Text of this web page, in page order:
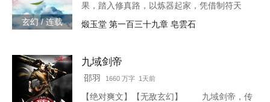
玄幻 / 连载
果，踏入修真路，以炼器起家，凭借制符天
赋，只身闯荡荆棘密布的修仙界，本一切都顺
煅玉堂 第一百三十九章 皂雲石
九域剑帝
邵羽 1660 万字 1天前
【绝对爽文】【无敌玄幻】 九域剑帝，传